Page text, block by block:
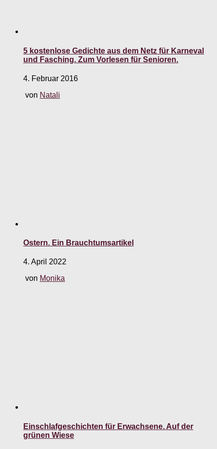
5 kostenlose Gedichte aus dem Netz für Karneval
und Fasching. Zum Vorlesen für Senioren.
4. Februar 2016
von Natali
Ostern. Ein Brauchtumsartikel
4. April 2022
von Monika
Einschlafgeschichten für Erwachsene. Auf der
grünen Wiese